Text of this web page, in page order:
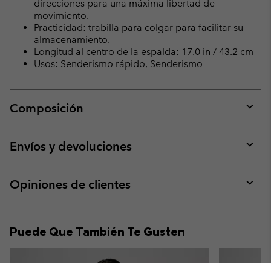
direcciones para una máxima libertad de
movimiento.
Practicidad: trabilla para colgar para facilitar su
almacenamiento.
Longitud al centro de la espalda: 17.0 in / 43.2 cm
Usos: Senderismo rápido, Senderismo
Composición
or
Envíos y devoluciones
or
Opiniones de clientes
or
Puede Que También Te Gusten